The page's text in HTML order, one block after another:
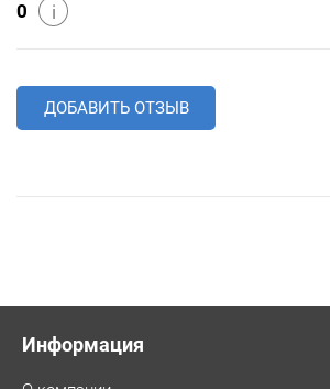
0 i
ДОБАВИТЬ ОТЗЫВ
Информация